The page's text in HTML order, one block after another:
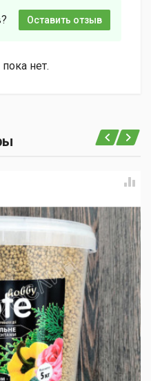
Оставить отзыв
нет.